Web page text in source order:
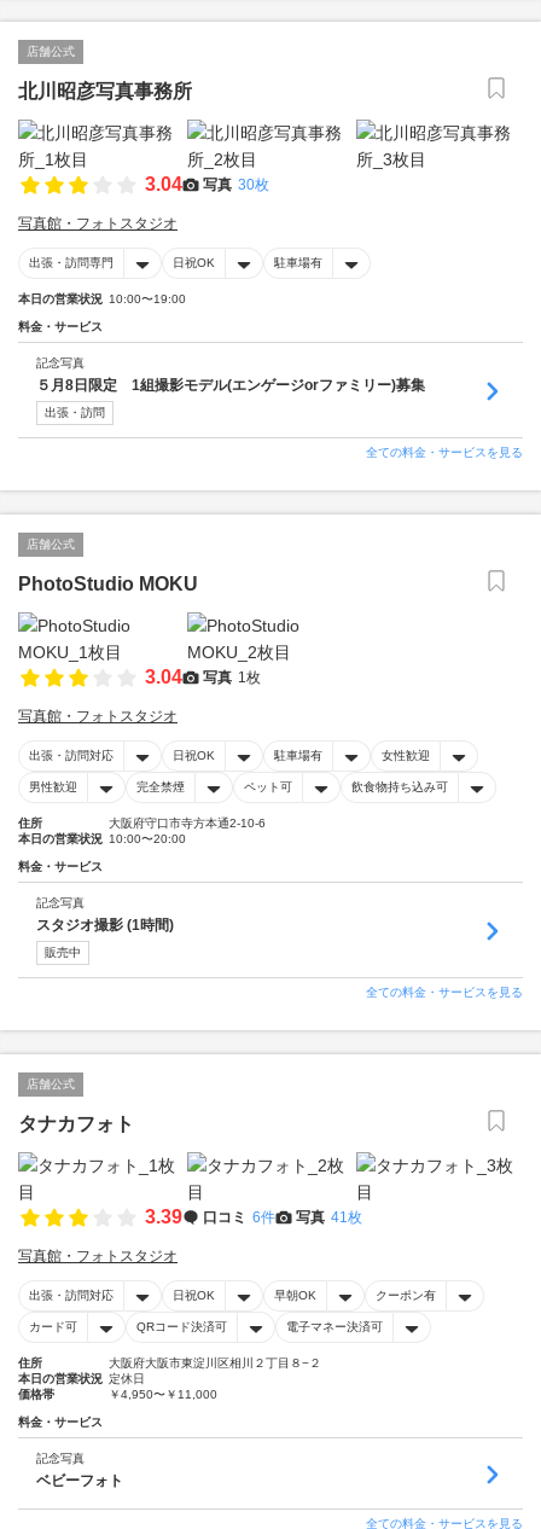
店舗公式
北川昭彦写真事務所
3.04 写真 30枚
写真館・フォトスタジオ
出張・訪問専門 日祝OK 駐車場有
本日の営業状況 10:00〜19:00
料金・サービス
記念写真
５月8日限定 1組撮影モデル(エンゲージorファミリー)募集
出張・訪問
全ての料金・サービスを見る
店舗公式
PhotoStudio MOKU
3.04 写真 1枚
写真館・フォトスタジオ
出張・訪問対応 日祝OK 駐車場有 女性歓迎
男性歓迎 完全禁煙 ペット可 飲食物持ち込み可
住所
大阪府守口市寺方本通2-10-6
本日の営業状況 10:00〜20:00
料金・サービス
記念写真
スタジオ撮影 (1時間)
販売中
全ての料金・サービスを見る
店舗公式
タナカフォト
3.39 口コミ 6件 写真 41枚
写真館・フォトスタジオ
出張・訪問対応 日祝OK 早朝OK クーポン有
カード可 QRコード決済可 電子マネー決済可
住所
大阪府大阪市東淀川区相川２丁目８−２
本日の営業状況 定休日
価格帯
￥4,950〜￥11,000
料金・サービス
記念写真
ベビーフォト
全ての料金・サービスを見る